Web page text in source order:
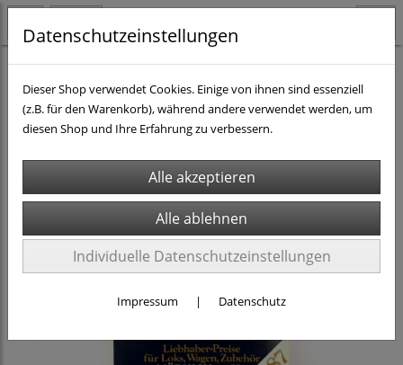
Datenschutzeinstellungen
Dieser Shop verwendet Cookies. Einige von ihnen sind essenziell
(z.B. für den Warenkorb), während andere verwendet werden, um
diesen Shop und Ihre Erfahrung zu verbessern.
Individuelle Datenschutzeinstellungen
Impressum | Datenschutz